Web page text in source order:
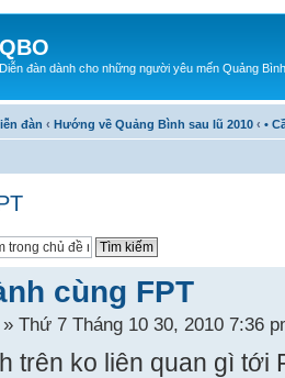
QBO
Diễn đàn dành cho những người yêu mến Quảng Bình
đàn ‹ Hướng về Quảng Bình sau lũ 2010 ‹ •
cùng FPT
» Thứ 7 Tháng 10 30, 2010 7:36
trên ko liên quan gì tới